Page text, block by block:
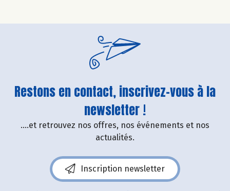
Restons en contact, inscrivez-vous à la
newsletter !
....et retrouvez nos offres, nos événements et nos
actualités.
Inscription newsletter